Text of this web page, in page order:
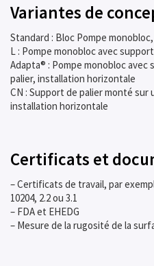
Variantes de
Standard : Bloc Pompe
L : Pompe monobloc avec
Adapta® : Pompe monobloc
palier, installation horizontale
CN : Support de palier monté sur
installation horizontale
Certificats et
– Certificats de travail, par
10204, 2.2 ou 3.1
– FDA et EHEDG
– Mesure de la rugosité de la